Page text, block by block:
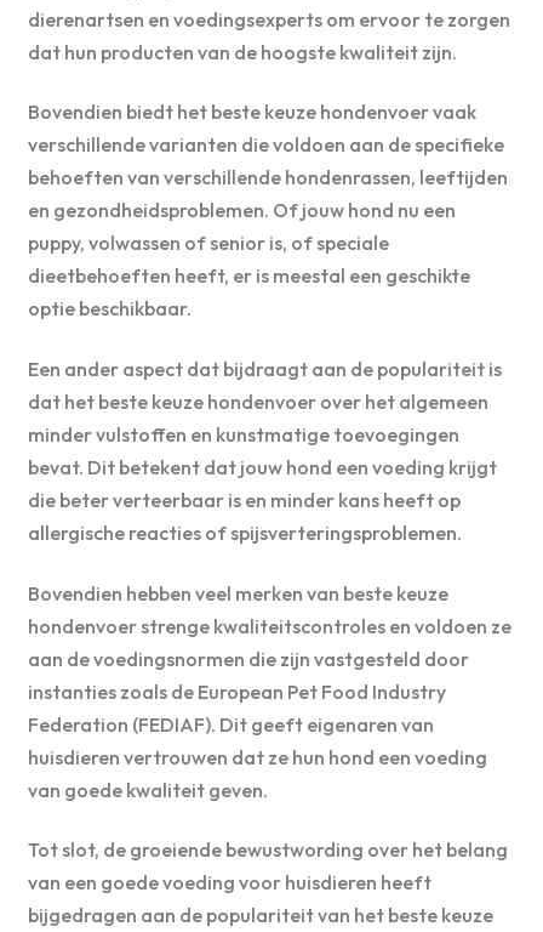
dierenartsen en voedingsexperts om ervoor te zorgen
dat hun producten van de hoogste kwaliteit zijn.
Bovendien biedt het beste keuze hondenvoer vaak
verschillende varianten die voldoen aan de specifieke
behoeften van verschillende hondenrassen, leeftijden
en gezondheidsproblemen. Of jouw hond nu een
puppy, volwassen of senior is, of speciale
dieetbehoeften heeft, er is meestal een geschikte
optie beschikbaar.
Een ander aspect dat bijdraagt ​​aan de populariteit is
dat het beste keuze hondenvoer over het algemeen
minder vulstoffen en kunstmatige toevoegingen
bevat. Dit betekent dat jouw hond een voeding krijgt
die beter verteerbaar is en minder kans heeft op
allergische reacties of spijsverteringsproblemen.
Bovendien hebben veel merken van beste keuze
hondenvoer strenge kwaliteitscontroles en voldoen ze
aan de voedingsnormen die zijn vastgesteld door
instanties zoals de European Pet Food Industry
Federation (FEDIAF). Dit geeft eigenaren van
huisdieren vertrouwen dat ze hun hond een voeding
van goede kwaliteit geven.
Tot slot, de groeiende bewustwording over het belang
van een goede voeding voor huisdieren heeft
bijgedragen aan de populariteit van het beste keuze